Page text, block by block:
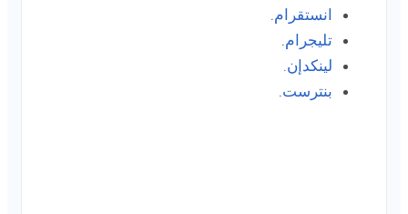
انستقرام.
تليجرام.
لينكدإن.
بنترست.